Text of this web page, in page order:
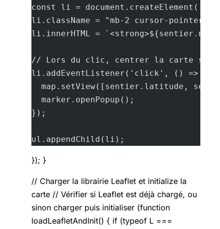
const li =
li.className = "mb-2 cursor-pointer
li.innerHTML =
// Lors du clic, centrer la carte sur
li.addEventListener('click', () => {
map.setView([sentier.latitude,
  marker.openPopup();
});
ul.appendChild(li);
}); }
// Charger la librairie Leaflet et initialize la
carte // Vérifier si Leaflet est déjà chargé, ou
sinon charger puis initialiser (function
loadLeafletAndInit() { if (typeof L ===